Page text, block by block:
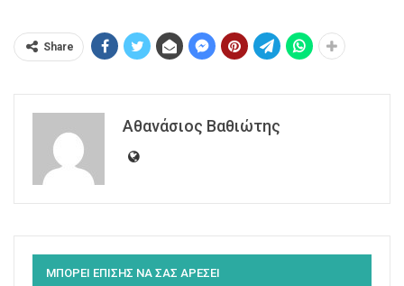
Share
Αθανάσιος Βαθιώτης
ΜΠΟΡΕΙ ΕΠΙΣΗΣ ΝΑ ΣΑΣ ΑΡΕΣΕΙ